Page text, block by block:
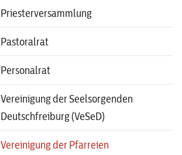
Priesterversammlung
Pastoralrat
Personalrat
Vereinigung der Seelsorgenden
Deutschfreiburg (VeSeD)
Vereinigung der Pfarreien